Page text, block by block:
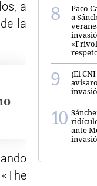
a
la
Paco
a
¡El
ante